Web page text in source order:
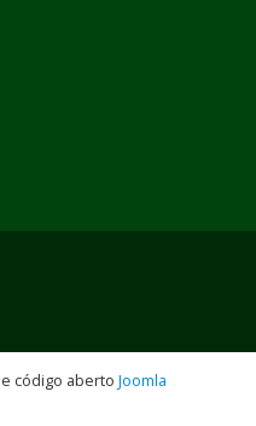
código aberto Joomla